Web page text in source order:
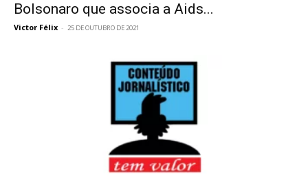
Bolsonaro que associa a Aids...
Victor Félix - 25 DE OUTUBRO DE 2021